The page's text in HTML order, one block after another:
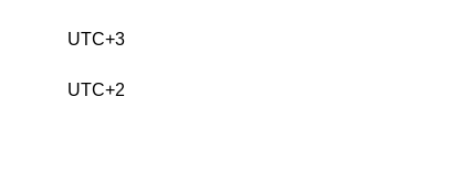
UTC+3
UTC+2